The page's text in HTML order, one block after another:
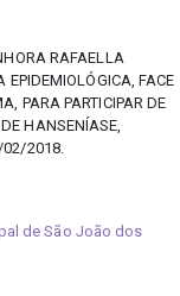
RAFAELLA
EPIDEMIOLÓGICA, FACE
PARA PARTICIPAR DE
HANSENÍASE,
02/2018.